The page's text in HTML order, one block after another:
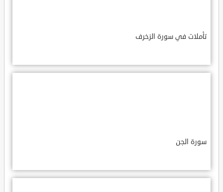
تأملات في سورة الزخرف
سورة الجن